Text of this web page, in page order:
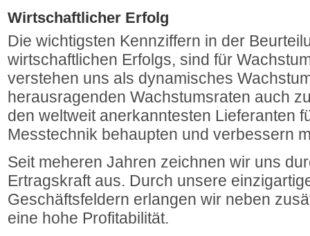
Wirtschaftlicher Erfolg
Die wichtigsten Kennziffern in der
wirtschaftlichen Erfolgs, sind für
verstehen uns als dynamisches
herausragenden Wachstumsraten auch
den weltweit anerkanntesten Lieferanten
Messtechnik behaupten und verbessern
Seit meheren Jahren zeichnen wir uns
Ertragskraft aus. Durch unsere
Geschäftsfeldern erlangen wir neben
eine hohe Profitabilität.